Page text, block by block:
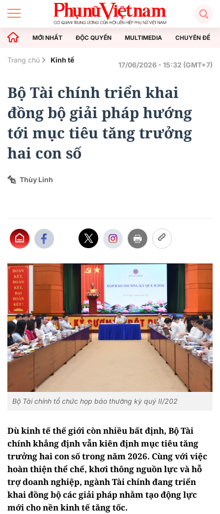
MỚI NHẤT ĐỘC QUYỀN MULTIMEDIA CHUYÊN ĐỀ
Trang chủ Kinh tế
17/06/2026 - 15:32 (GMT+7)
Bộ Tài chính triển khai
đồng bộ giải pháp hướng
tới mục tiêu tăng trưởng
hai con số
Thùy Linh
Bộ Tài chính tổ chức họp báo thường kỳ quý II/202
Dù kinh tế thế giới còn nhiều bất định, Bộ Tài
chính khẳng định vẫn kiên định mục tiêu tăng
trưởng hai con số trong năm 2026. Cùng với việc
hoàn thiện thể chế, khơi thông nguồn lực và hỗ
trợ doanh nghiệp, ngành Tài chính đang triển
khai đồng bộ các giải pháp nhằm tạo động lực
mới cho nền kinh tế tăng tốc.